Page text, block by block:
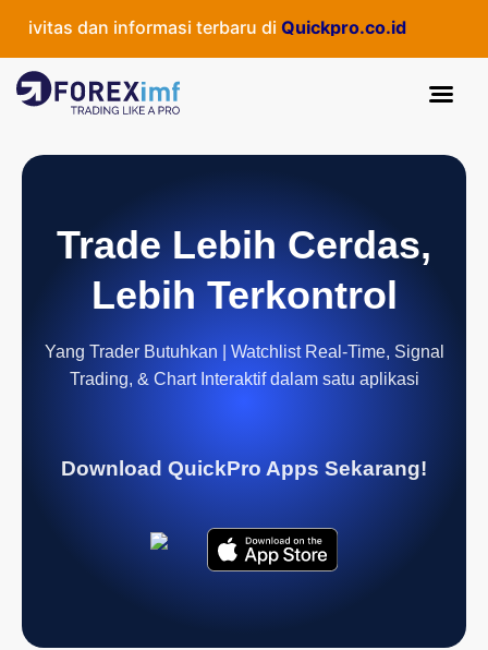
dan informasi terbaru diQuickpro.co.id
Trade Lebih Cerdas,
Lebih Terkontrol
Yang Trader Butuhkan | Watchlist Real-Time, Signal
Trading, & Chart Interaktif dalam satu aplikasi
Download QuickPro Apps Sekarang!